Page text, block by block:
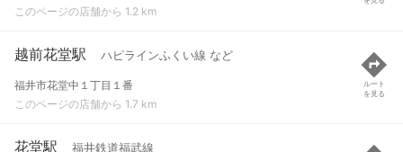
このページの店舗から 1.2 km
越前花堂駅 ハピラインふくい線 など
福井市花堂中１丁目１番
このページの店舗から 1.7 km
ルート
を見る
花堂駅 福井鉄道福武線